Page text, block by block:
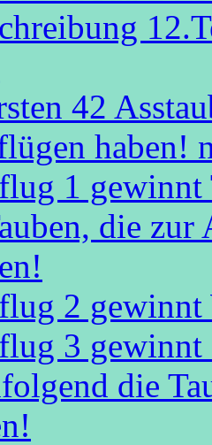
42
haben!
1 gewinnt
die zur
2
3
die